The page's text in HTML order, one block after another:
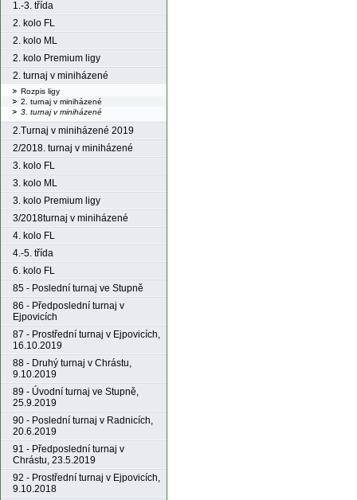
1.-3. třída
2. kolo FL
2. kolo ML
2. kolo Premium ligy
2. turnaj v miniházené
Rozpis ligy
2. turnaj v miniházené
3. turnaj v miniházené
2.Turnaj v miniházené 2019
2/2018. turnaj v miniházené
3. kolo FL
3. kolo ML
3. kolo Premium ligy
3/2018turnaj v miniházené
4. kolo FL
4.-5. třída
6. kolo FL
85 - Poslední turnaj ve Stupně
86 - Předposlední turnaj v
Ejpovicích
87 - Prostřední turnaj v Ejpovicích,
16.10.2019
88 - Druhý turnaj v Chrástu,
9.10.2019
89 - Úvodní turnaj ve Stupně,
25.9.2019
90 - Poslední turnaj v Radnicích,
20.6.2019
91 - Předposlední turnaj v
Chrástu, 23.5.2019
92 - Prostřední turnaj v Ejpovicích,
9.10.2018